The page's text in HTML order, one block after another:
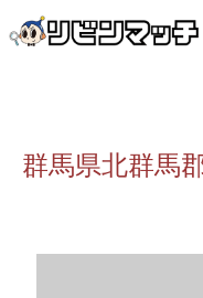
群馬県北群馬